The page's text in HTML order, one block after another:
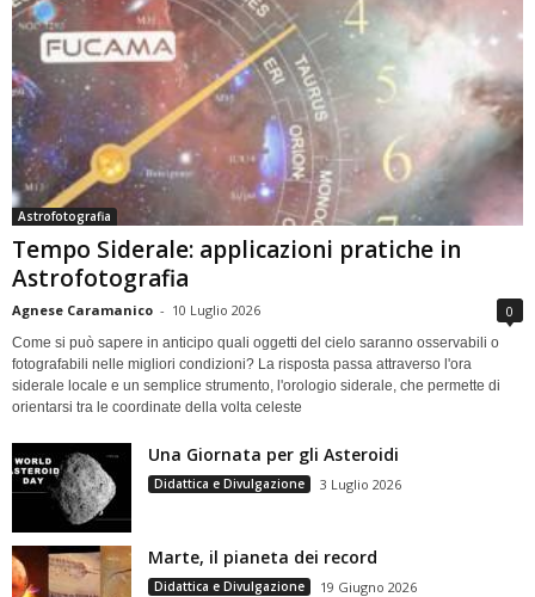
Astrofotografia
Tempo Siderale: applicazioni pratiche in
Astrofotografia
Agnese Caramanico - 10 Luglio 2026 0
Come si può sapere in anticipo quali oggetti del cielo saranno osservabili o
fotografabili nelle migliori condizioni? La risposta passa attraverso l'ora
siderale locale e un semplice strumento, l'orologio siderale, che permette di
orientarsi tra le coordinate della volta celeste
Una Giornata per gli Asteroidi
Didattica e Divulgazione 3 Luglio 2026
Marte, il pianeta dei record
Didattica e Divulgazione 19 Giugno 2026